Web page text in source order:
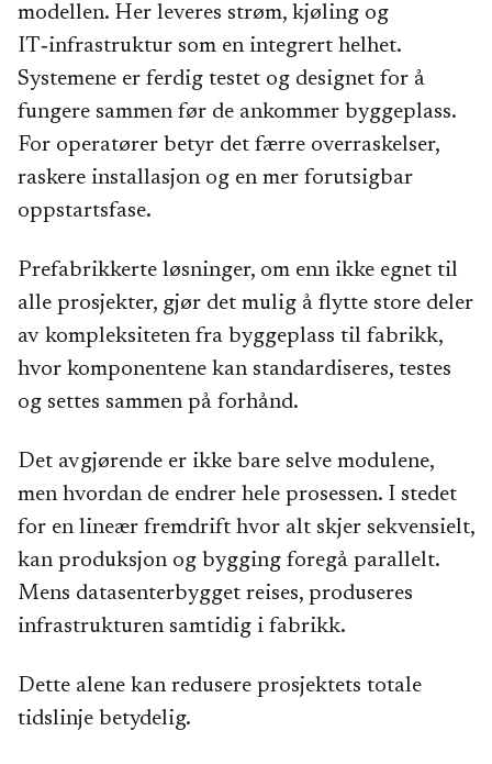
modellen. Her leveres strøm, kjøling og
IT‑infrastruktur som en integrert helhet.
Systemene er ferdig testet og designet for å
fungere sammen før de ankommer byggeplass.
For operatører betyr det færre overraskelser,
raskere installasjon og en mer forutsigbar
oppstartsfase.
Prefabrikkerte løsninger, om enn ikke egnet til
alle prosjekter, gjør det mulig å flytte store deler
av kompleksiteten fra byggeplass til fabrikk,
hvor komponentene kan standardiseres, testes
og settes sammen på forhånd.
Det avgjørende er ikke bare selve modulene,
men hvordan de endrer hele prosessen. I stedet
for en lineær fremdrift hvor alt skjer sekvensielt,
kan produksjon og bygging foregå parallelt.
Mens datasenterbygget reises, produseres
infrastrukturen samtidig i fabrikk.
Dette alene kan redusere prosjektets totale
tidslinje betydelig.